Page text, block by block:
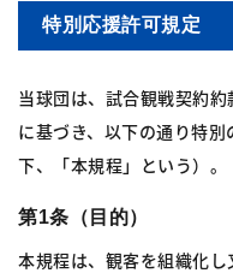
特別応援許可規定
当球団は、試合観戦契約
に基づき、以下の通り特
下、「本規程」という）。
第1条（目的）
本規程は、観客を組織化